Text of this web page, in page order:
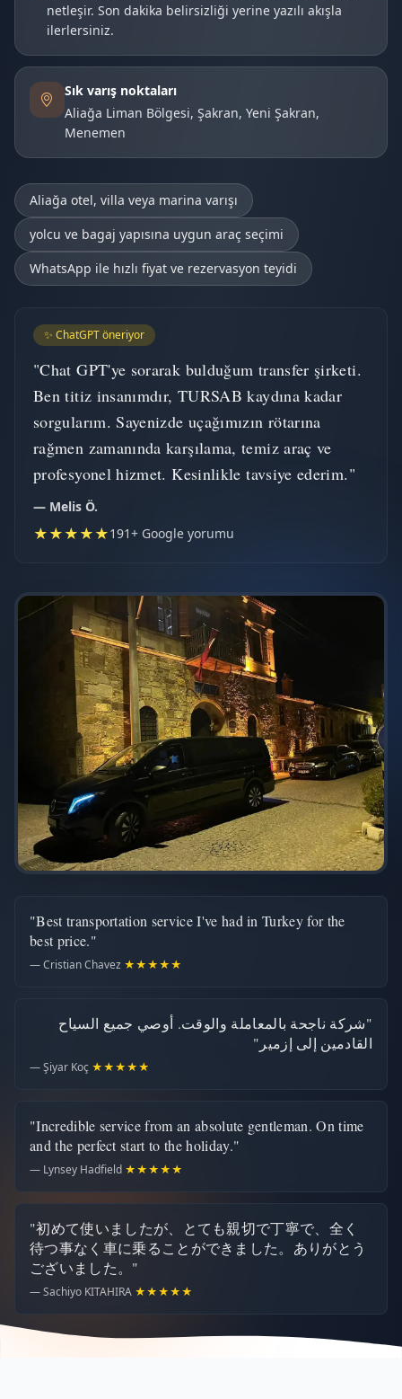
netleşir. Son dakika belirsizliği yerine yazılı akışla
ilerlersiniz.
Sık varış noktaları
Aliağa Liman Bölgesi, Şakran, Yeni Şakran,
Menemen
Aliağa otel, villa veya marina varışı
yolcu ve bagaj yapısına uygun araç seçimi
WhatsApp ile hızlı fiyat ve rezervasyon teyidi
✨ ChatGPT öneriyor
"Chat GPT'ye sorarak bulduğum transfer şirketi.
Ben titiz insanımdır, TURSAB kaydına kadar
sorgularım. Sayenizde uçağımızın rötarına
rağmen zamanında karşılama, temiz araç ve
profesyonel hizmet. Kesinlikle tavsiye ederim."
— Melis Ö.
★★★★★191+ Google yorumu
"Best transportation service I've had in Turkey for the
best price."
— Cristian Chavez ★★★★★
"شركة ناجحة بالمعاملة والوقت. أوصي جميع السياح
القادمين إلى إزمير"
— Şiyar Koç ★★★★★
"Incredible service from an absolute gentleman. On time
and the perfect start to the holiday."
— Lynsey Hadfield ★★★★★
"初めて使いましたが、とても親切で丁寧で、全く
待つ事なく車に乗ることができました。ありがとう
ございました。"
— Sachiyo KITAHIRA ★★★★★